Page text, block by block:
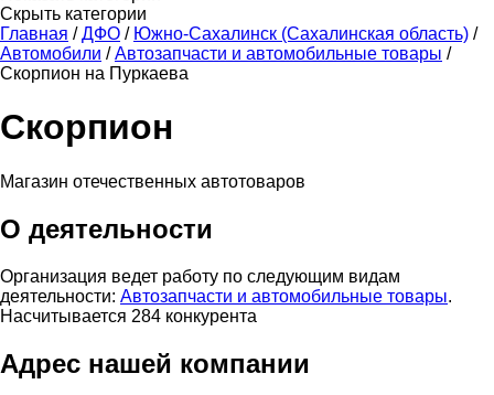
Скрыть категории
Главная / ДФО / Южно-Сахалинск (Сахалинская область) /
Автомобили / Автозапчасти и автомобильные товары /
Скорпион на Пуркаева
Скорпион
Магазин отечественных автотоваров
О деятельности
Организация ведет работу по следующим видам
деятельности: Автозапчасти и автомобильные товары.
Насчитывается 284 конкурента
Адрес нашей компании